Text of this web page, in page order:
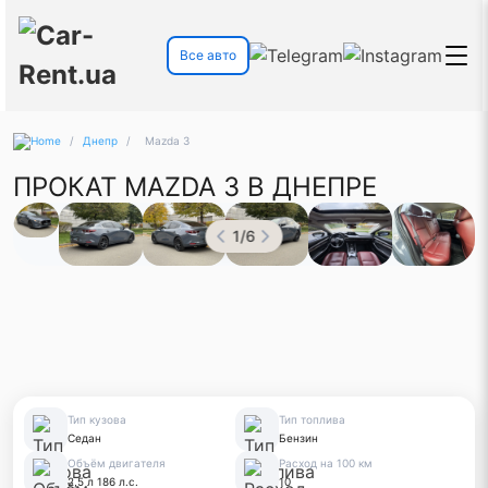
Все авто
/ Днепр / Mazda 3
ПРОКАТ MAZDA 3 В ДНЕПРЕ
1/6
Тип кузова
Седан
Тип топлива
Бензин
Объём двигателя
2,5 л 186 л.с.
Расход на 100 км
10